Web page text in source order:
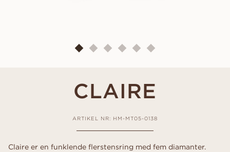
CLAIRE
ARTIKEL NR: HM-MT05-0138
Claire er en funklende flerstensring med fem diamanter.